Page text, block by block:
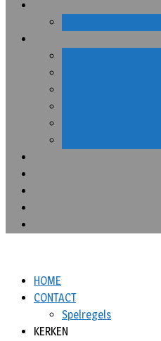
HOME
CONTACT
Spelregels
KERKEN